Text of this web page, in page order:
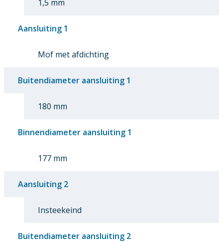
1,5 mm
Aansluiting 1
Mof met afdichting
Buitendiameter aansluiting 1
180 mm
Binnendiameter aansluiting 1
177 mm
Aansluiting 2
Insteekeind
Buitendiameter aansluiting 2